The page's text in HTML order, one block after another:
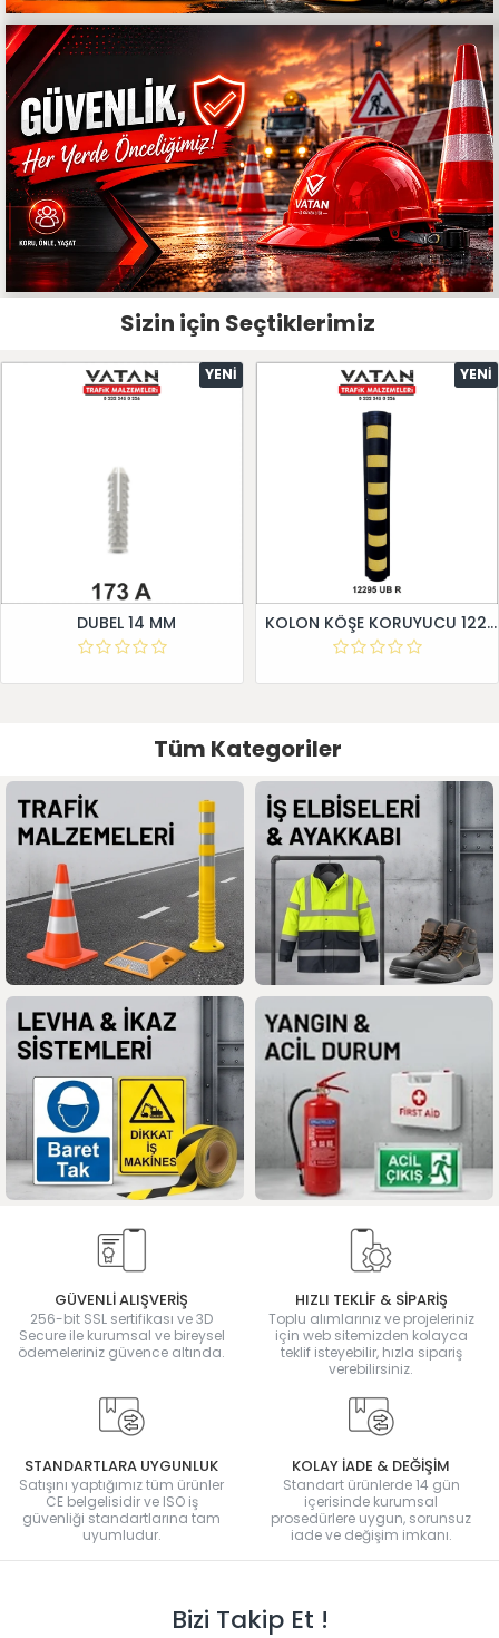
Sizin için Seçtiklerimiz
YENI
DUBEL 14 MM
YENI
KOLON KÖŞE KORUYUCU 12295 UB R
Tüm Kategoriler
GÜVENLİ ALIŞVERİŞ
256-bit SSL sertifikası ve 3D
Secure ile kurumsal ve bireysel
ödemeleriniz güvence altında.
HIZLI TEKLİF & SİPARİŞ
Toplu alımlarınız ve projeleriniz
için web sitemizden kolayca
teklif isteyebilir, hızla sipariş
verebilirsiniz.
STANDARTLARA UYGUNLUK
Satışını yaptığımız tüm ürünler
CE belgelisidir ve ISO iş
güvenliği standartlarına tam
uyumludur.
KOLAY İADE & DEĞİŞİM
Standart ürünlerde 14 gün
içerisinde kurumsal
prosedürlere uygun, sorunsuz
iade ve değişim imkanı.
Bizi Takip Et !